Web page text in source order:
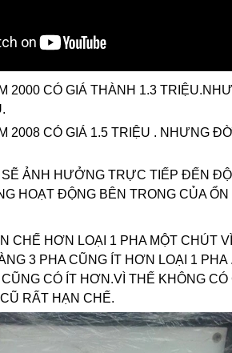
2000 CÓ GIÁ THÀNH 1.3
2008 CÓ GIÁ 1.5 TRIỆU . NHƯNG
ẢNH HƯỞNG TRỰC TIẾP ĐẾN
HOẠT ĐỘNG BÊN TRONG CỦA ỔN
CHẾ HƠN LOẠI 1 PHA MỘT CHÚT
3 PHA CŨNG ÍT HƠN LOẠI 1 PHA
CÓ ÍT HƠN.VÌ THẾ KHÔNG
RẤT HẠN CHẾ.